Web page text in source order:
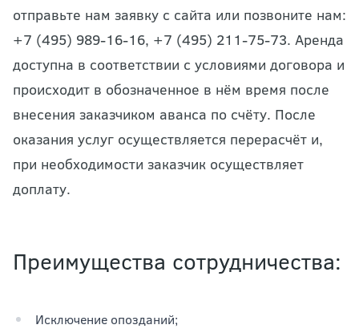
отправьте нам заявку с сайта или позвоните нам:
+7 (495) 989-16-16, +7 (495) 211-75-73. Аренда
доступна в соответствии с условиями договора и
происходит в обозначенное в нём время после
внесения заказчиком аванса по счёту. После
оказания услуг осуществляется перерасчёт и,
при необходимости заказчик осуществляет
доплату.
Преимущества сотрудничества:
Исключение опозданий;